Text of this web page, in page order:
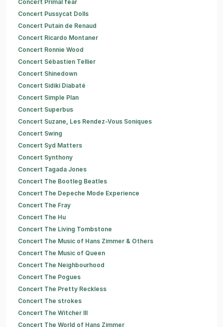
Concert Primal fear
Concert Pussycat Dolls
Concert Putain de Renaud
Concert Ricardo Montaner
Concert Ronnie Wood
Concert Sébastien Tellier
Concert Shinedown
Concert Sidiki Diabaté
Concert Simple Plan
Concert Superbus
Concert Suzane, Les Rendez-Vous Soniques
Concert Swing
Concert Syd Matters
Concert Synthony
Concert Tagada Jones
Concert The Bootleg Beatles
Concert The Depeche Mode Experience
Concert The Fray
Concert The Hu
Concert The Living Tombstone
Concert The Music of Hans Zimmer & Others
Concert The Music of Queen
Concert The Neighbourhood
Concert The Pogues
Concert The Pretty Reckless
Concert The strokes
Concert The Witcher III
Concert The World of Hans Zimmer